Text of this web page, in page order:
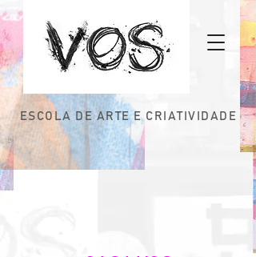
ESCOLA DE ARTE E CRIATIVIDADE